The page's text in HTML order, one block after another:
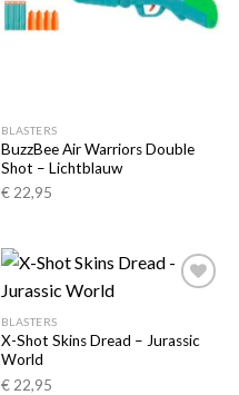
BLASTERS
BuzzBee Air Warriors Double
Shot – Lichtblauw
€22,95
verlanglijst
BLASTERS
X-Shot Skins Dread – Jurassic
World
€22,95